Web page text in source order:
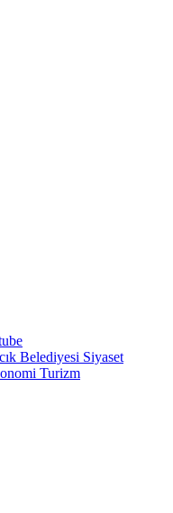
Belediyesi Siyaset
Turizm